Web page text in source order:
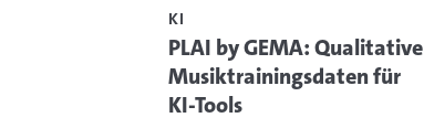
KI
PLAI by GEMA: Qualitative
Musiktrainingsdaten für
KI-Tools